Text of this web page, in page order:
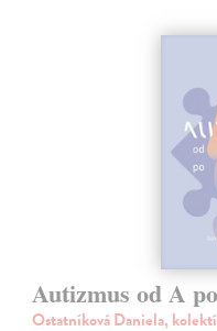
Autizmus od A
Ostatníková Daniela,